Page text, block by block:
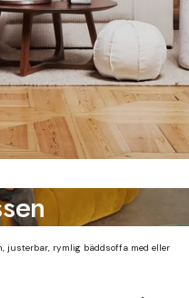
justerbar, rymlig bäddsoffa med eller